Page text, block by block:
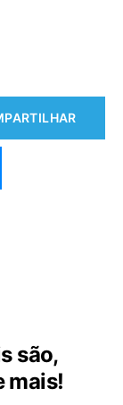
são,
mais!